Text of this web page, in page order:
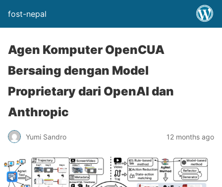
fost-nepal
Agen Komputer OpenCUA
Bersaing dengan Model
Proprietary dari OpenAI dan
Anthropic
Yumi Sandro 12 months ago